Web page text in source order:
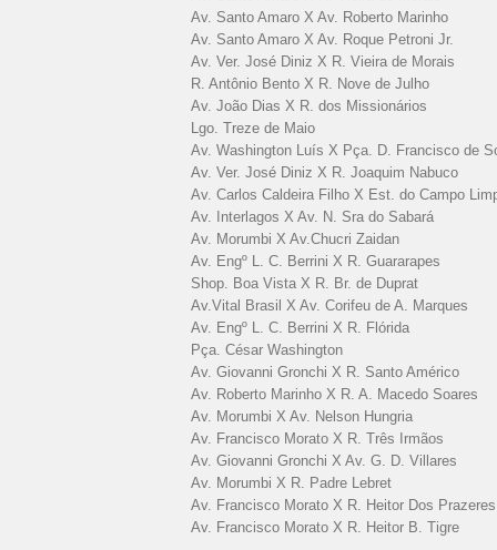
Av. Santo Amaro X Av. Roberto Marinho
Av. Santo Amaro X Av. Roque Petroni Jr.
Av. Ver. José Diniz X R. Vieira de Morais
R. Antônio Bento X R. Nove de Julho
Av. João Dias X R. dos Missionários
Lgo. Treze de Maio
Av. Washington Luís X Pça. D. Francisco de
Av. Ver. José Diniz X R. Joaquim Nabuco
Av. Carlos Caldeira Filho X Est. do Campo
Av. Interlagos X Av. N. Sra do Sabará
Av. Morumbi X Av.Chucri Zaidan
Av. Engº L. C. Berrini X R. Guararapes
Shop. Boa Vista X R. Br. de Duprat
Av.Vital Brasil X Av. Corifeu de A. Marques
Av. Engº L. C. Berrini X R. Flórida
Pça. César Washington
Av. Giovanni Gronchi X R. Santo Américo
Av. Roberto Marinho X R. A. Macedo Soares
Av. Morumbi X Av. Nelson Hungria
Av. Francisco Morato X R. Três Irmãos
Av. Giovanni Gronchi X Av. G. D. Villares
Av. Morumbi X R. Padre Lebret
Av. Francisco Morato X R. Heitor Dos Prazeres
Av. Francisco Morato X R. Heitor B. Tigre